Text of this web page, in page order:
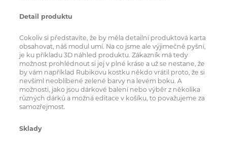
Detail produktu
Cokoliv si představíte, že by měla detailní produktová karta
obsahovat, náš modul umí. Na co jsme ale výjimečně pyšní,
je ku příkladu 3D náhled produktu. Zákazník má tedy
možnost prohlédnout si jej v plné kráse a už se nestane, že
by vám například Rubikovu kostku někdo vrátil proto, že si
nevšiml neoblíbené zelené barvy na levém boku. A
možnosti, jako jsou dárkové balení nebo výběr z několika
různých dárků a možná editace v košíku, to považujeme za
samozřejmost.
Sklady